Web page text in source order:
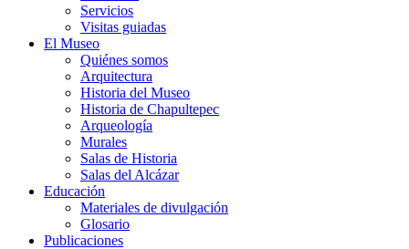
Servicios
Visitas guiadas
El Museo
Quiénes somos
Arquitectura
Historia del Museo
Historia de Chapultepec
Arqueología
Murales
Salas de Historia
Salas del Alcázar
Educación
Materiales de divulgación
Glosario
Publicaciones